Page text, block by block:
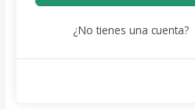
¿No tienes una cuenta?